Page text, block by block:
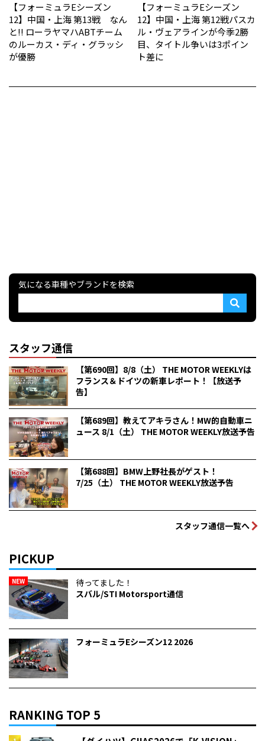
【フォーミュラEシーズン
12】中国・上海 第13戦 なん
と!! ローラヤマハABTチーム
のルーカス・ディ・グラッシ
が優勝
【フォーミュラEシーズン
12】中国・上海 第12戦パスカ
ル・ヴェアラインが今季2勝
目、タイトル争いは3ポイン
ト差に
気になる車種やブランドを検索
スタッフ通信
【第690回】8/8（土） THE MOTOR WEEKLYは
フランス＆ドイツの新車レポート！【放送予
告】
【第689回】教えてアキラさん！MW的自動車ニ
ュース 8/1（土） THE MOTOR WEEKLY放送予告
【第688回】BMW上野社長がゲスト！
7/25（土） THE MOTOR WEEKLY放送予告
スタッフ通信一覧へ
PICKUP
NEW
待ってました！
スバル/STI Motorsport通信
フォーミュラEシーズン12 2026
RANKING TOP 5